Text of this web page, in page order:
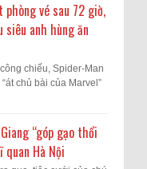
phòng vé sau 72 giờ,
siêu anh hùng ăn
chiếu, Spider-Man
chủ bài của Marvel”
“góp gạo thổi
quan Hà Nội